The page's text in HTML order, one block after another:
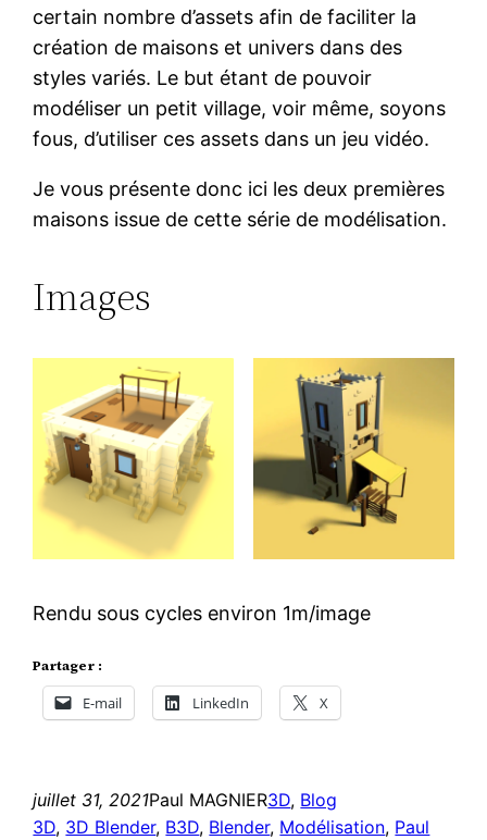
certain nombre d’assets afin de faciliter la
création de maisons et univers dans des
styles variés. Le but étant de pouvoir
modéliser un petit village, voir même, soyons
fous, d’utiliser ces assets dans un jeu vidéo.
Je vous présente donc ici les deux premières
maisons issue de cette série de modélisation.
Images
Rendu sous cycles environ 1m/image
Partager :
E-mail LinkedIn X
juillet 31, 2021Paul MAGNIER3D, Blog
3D, 3D Blender, B3D, Blender, Modélisation, Paul